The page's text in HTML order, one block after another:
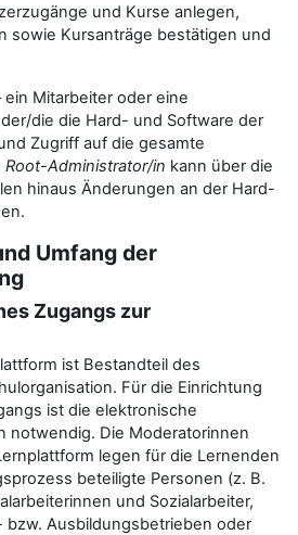
und Kurse anlegen,
sowie Kursanträge bestätigen und
ein Mitarbeiter oder eine
die die Hard- und Software der
Zugriff auf die gesamte
Root-Administrator/in kann über die
hinaus Änderungen an der Hard-
Umfang der
Zugangs zur
ist Bestandteil des
Für die Einrichtung
ist die elektronische
notwendig. Die Moderatorinnen
legen für die Lernenden
beteiligte Personen (z. B.
und Sozialarbeiter,
bzw. Ausbildungsbetrieben oder